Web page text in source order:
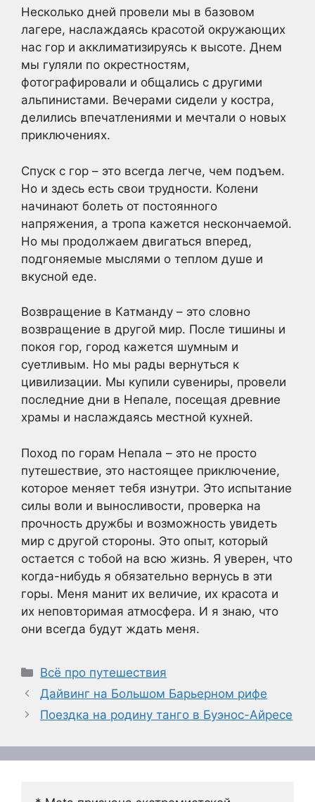
Несколько дней провели мы в базовом
лагере, наслаждаясь красотой окружающих
нас гор и акклиматизируясь к высоте. Днем
мы гуляли по окрестностям,
фотографировали и общались с другими
альпинистами. Вечерами сидели у костра,
делились впечатлениями и мечтали о новых
приключениях.
Спуск с гор – это всегда легче, чем подъем.
Но и здесь есть свои трудности. Колени
начинают болеть от постоянного
напряжения, а тропа кажется нескончаемой.
Но мы продолжаем двигаться вперед,
подгоняемые мыслями о теплом душе и
вкусной еде.
Возвращение в Катманду – это словно
возвращение в другой мир. После тишины и
покоя гор, город кажется шумным и
суетливым. Но мы рады вернуться к
цивилизации. Мы купили сувениры, провели
последние дни в Непале, посещая древние
храмы и наслаждаясь местной кухней.
Поход по горам Непала – это не просто
путешествие, это настоящее приключение,
которое меняет тебя изнутри. Это испытание
силы воли и выносливости, проверка на
прочность дружбы и возможность увидеть
мир с другой стороны. Это опыт, который
остается с тобой на всю жизнь. Я уверен, что
когда-нибудь я обязательно вернусь в эти
горы. Меня манит их величие, их красота и
их неповторимая атмосфера. И я знаю, что
они всегда будут ждать меня.
Рубрики
Всё про путешествия
Дайвинг на Большом Барьерном рифе
Поездка на родину танго в Буэнос-Айресе